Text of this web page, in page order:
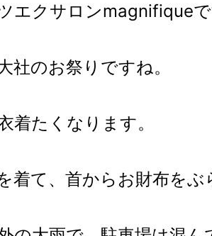
エクサロンmagnifiqueで
社のお祭りですね。
着たくなります。
着て、首からお財布をぶ